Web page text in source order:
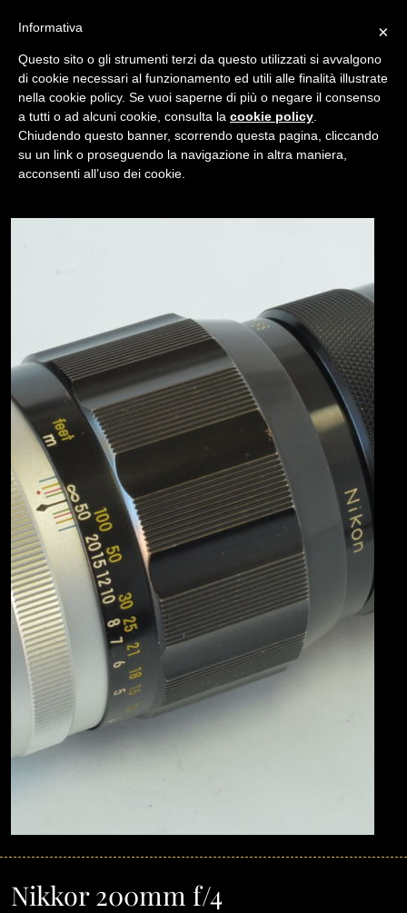
/ USATO NIKKOR 200MM F/4
NAVIGAZIONE
Nikkor 200mm f/4
×
Informativa
Questo sito o gli strumenti terzi da questo utilizzati si avvalgono
di cookie necessari al funzionamento ed utili alle finalità illustrate
nella cookie policy. Se vuoi saperne di più o negare il consenso
a tutti o ad alcuni cookie, consulta la cookie policy
Chiudendo questo banner, scorrendo questa pagina, cliccando
su un link o proseguendo la navigazione in altra maniera,
acconsenti all’uso dei cookie.